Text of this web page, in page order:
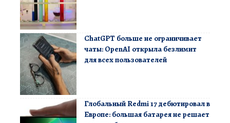
ChatGPT больше не ограничивает
чаты: OpenAI открыла безлимит
для всех пользователей
Глобальный Redmi 17 дебютировал в
Европе: большая батарея не решает